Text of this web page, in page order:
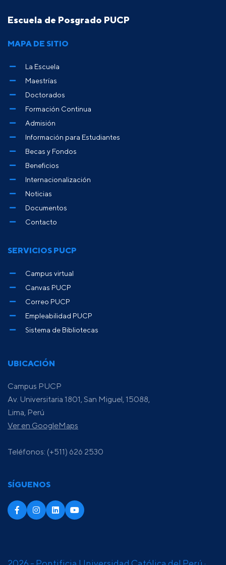
Escuela de Posgrado PUCP
UBICACIÓN
Campus PUCP
Av. Universitaria 1801, San Miguel, 15088,
Lima, Perú
Ver en GoogleMaps
Teléfonos: (+511) 626 2530
SÍGUENOS
MAPA DE SITIO
La Escuela
Maestrías
Doctorados
Formación Continua
Admisión
Información para Estudiantes
Becas y Fondos
Beneficios
Internacionalización
Noticias
Documentos
Contacto
SERVICIOS PUCP
Campus virtual
Canvas PUCP
Correo PUCP
Empleabilidad PUCP
Sistema de Bibliotecas